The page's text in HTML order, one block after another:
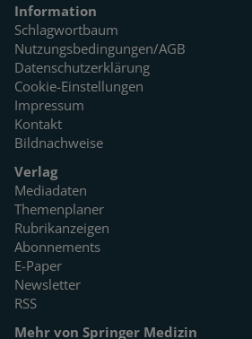
Information
Schlagwortbaum
Nutzungsbedingungen/AGB
Datenschutzerklärung
Cookie-Einstellungen
Impressum
Kontakt
Bildnachweise
Verlag
Mediadaten
Themenplaner
Rubrikanzeigen
Abonnements
E-Paper
Newsletter
RSS
Mehr von Springer Medizin